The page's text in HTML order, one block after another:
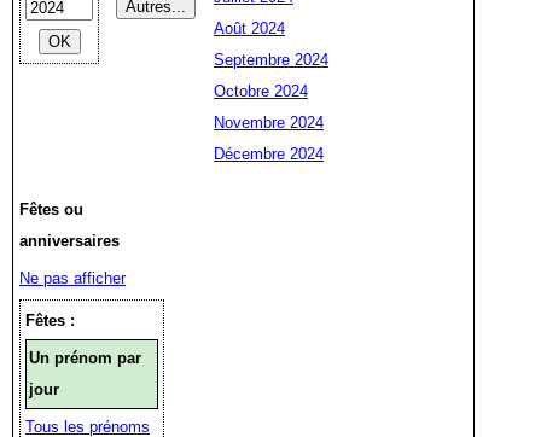
Août 2024
Septembre 2024
Octobre 2024
Novembre 2024
Décembre 2024
Fêtes ou
anniversaires
Ne pas afficher
Fêtes :
Un prénom par
jour
Tous les prénoms